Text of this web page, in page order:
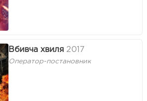
Вбивча хвиля 2017
Оператор-постановник